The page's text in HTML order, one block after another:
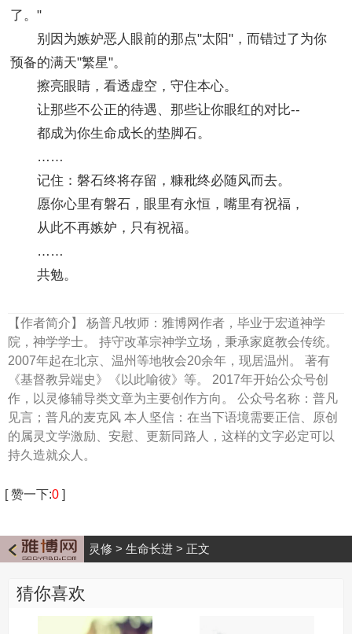
了。"
别因为嫉妒恶人眼前的那点"太阳"，而错过了为你
预备的满天"繁星"。
擦亮眼睛，看透虚空，守住本心。
让那些不公正的待遇、那些让你眼红的对比--
都成为你生命成长的垫脚石。
……
记住：磐石终将存留，糠秕终必随风而去。
愿你心里有磐石，眼里有永恒，嘴里有祝福，
从此不再嫉妒，只有祝福。
……
共勉。
【作者简介】
杨普凡牧师：雅博网作者，毕业于宏道神学
院，神学学士。 持守改革宗神学立场，秉承家庭教会传统。
2007年起在北京、温州等地牧会20余年，现居温州。 著有
《基督教异端史》《以此喻彼》等。 2017年开始公众号创
作，以灵修辅导类文章为主要创作方向。 公众号名称：普凡
见言；普凡的麦克风 本人坚信：在当下语境需要正信、原创
的属灵文学激励、安慰、更新同路人，这样的文字必定可以
持久造就众人。
[赞一下:0 ]
灵修 > 生命长进 > 正文
猜你喜欢